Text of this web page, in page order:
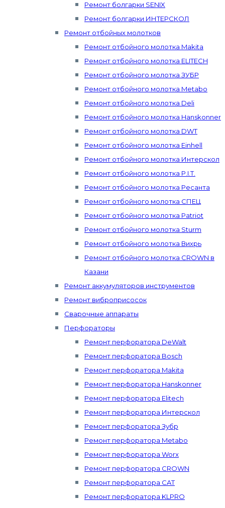
Ремонт болгарки SENIX
Ремонт болгарки ИНТЕРСКОЛ
Ремонт отбойных молотков
Ремонт отбойного молотка Makita
Ремонт отбойного молотка ELITECH
Ремонт отбойного молотка ЗУБР
Ремонт отбойного молотка Metabo
Ремонт отбойного молотка Deli
Ремонт отбойного молотка Hanskonner
Ремонт отбойного молотка DWT
Ремонт отбойного молотка Einhell
Ремонт отбойного молотка Интерскол
Ремонт отбойного молотка P.I.T.
Ремонт отбойного молотка Ресанта
Ремонт отбойного молотка СПЕЦ
Ремонт отбойного молотка Patriot
Ремонт отбойного молотка Sturm
Ремонт отбойного молотка Вихрь
Ремонт отбойного молотка CROWN в
Казани
Ремонт аккумуляторов инструментов
Ремонт виброприсосок
Сварочные аппараты
Перфораторы
Ремонт перфоратора DeWalt
Ремонт перфоратора Bosch
Ремонт перфоратора Makita
Ремонт перфоратора Hanskonner
Ремонт перфоратора Elitech
Ремонт перфоратора Интерскол
Ремонт перфоратора Зубр
Ремонт перфоратора Metabo
Ремонт перфоратора Worx
Ремонт перфоратора CROWN
Ремонт перфоратора CAT
Ремонт перфоратора KLPRO